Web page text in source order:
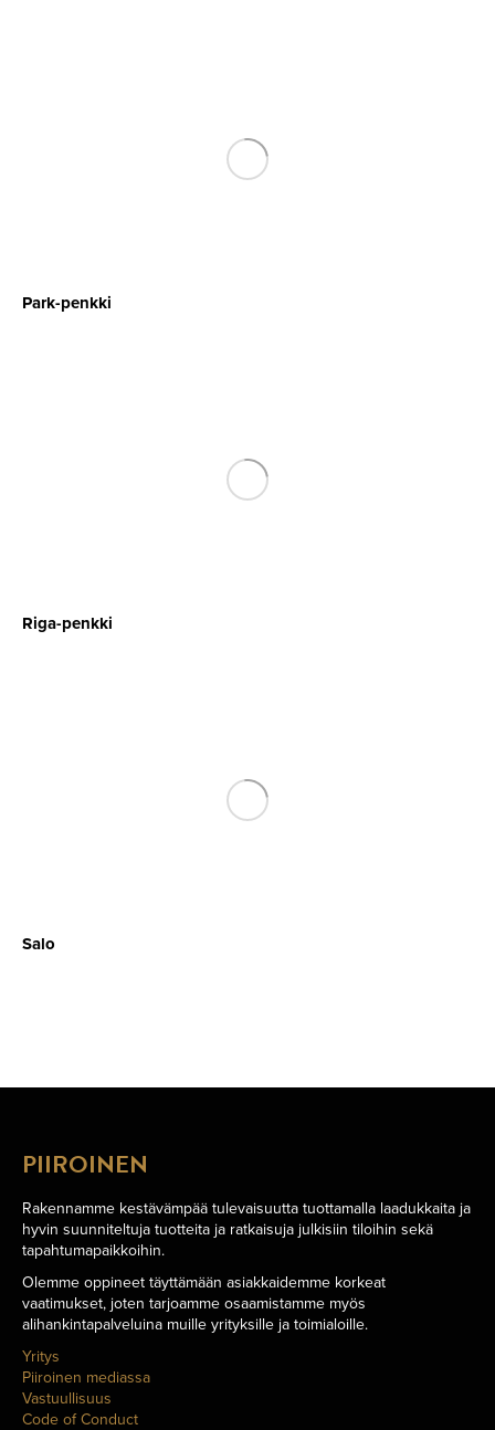
Park-penkki
Riga-penkki
Salo
PIIROINEN
Rakennamme kestävämpää tulevaisuutta tuottamalla laadukkaita ja
hyvin suunniteltuja tuotteita ja ratkaisuja julkisiin tiloihin sekä
tapahtumapaikkoihin.
Olemme oppineet täyttämään asiakkaidemme korkeat
vaatimukset, joten tarjoamme osaamistamme myös
alihankintapalveluina muille yrityksille ja toimialoille.
Yritys
Piiroinen mediassa
Vastuullisuus
Code of Conduct